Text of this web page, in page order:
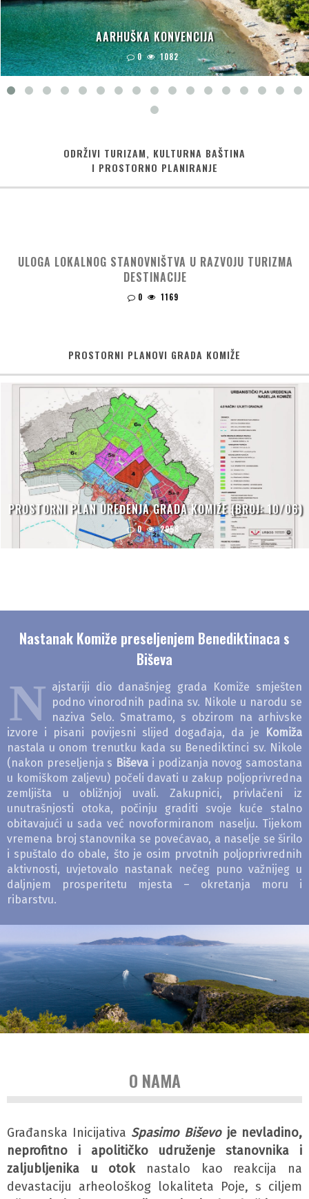
AARHUŠKA KONVENCIJA
0 1082
ODRŽIVI TURIZAM, KULTURNA BAŠTINA
I PROSTORNO PLANIRANJE
ULOGA LOKALNOG STANOVNIŠTVA U RAZVOJU TURIZMA
DESTINACIJE
0 1169
PROSTORNI PLANOVI GRADA KOMIŽE
PROSTORNI PLAN UREĐENJA GRADA KOMIŽE (BROJ: 10/06)
0 2958
Nastanak Komiže preseljenjem Benediktinaca s
Biševa
N ajstariji dio današnjeg grada Komiže smješten
podno vinorodnih padina sv. Nikole u narodu se
naziva Selo. Smatramo, s obzirom na arhivske
izvore i pisani povijesni slijed događaja, da je
Komiža
nastala u onom trenutku kada su Benediktinci sv. Nikole
(nakon preseljenja s Biševa i podizanja novog samostana
u komiškom zaljevu) počeli davati u zakup poljoprivredna
zemljišta u obližnjoj uvali. Zakupnici, privlačeni iz
unutrašnjosti otoka, počinju graditi svoje kuće stalno
obitavajući u sada već novoformiranom naselju. Tijekom
vremena broj stanovnika se povećavao, a naselje se širilo
i spuštalo do obale, što je osim prvotnih poljoprivrednih
aktivnosti, uvjetovalo nastanak nečeg puno važnijeg u
daljnjem prosperitetu mjesta – okretanja moru i
ribarstvu.
O NAMA
Građanska Inicijativa Spasimo Biševoje nevladino,
neprofitno i apolitičko udruženje stanovnika i
zaljubljenika u otoknastalo kao reakcija na
devastaciju arheološkog lokaliteta Poje, s ciljem